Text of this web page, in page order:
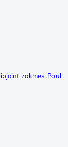
zakmes, Paul